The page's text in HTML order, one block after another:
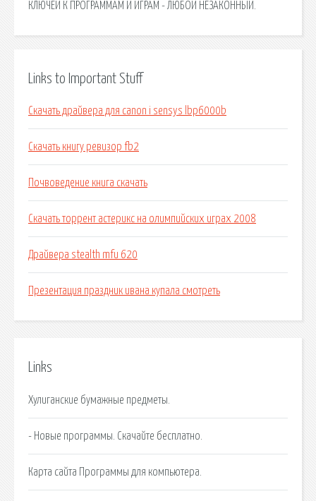
КЛЮЧЕЙ К ПРОГРАММАМ И ИГРАМ - ЛЮБОЙ НЕЗАКОННЫЙ.
Links to Important Stuff
Скачать драйвера для canon i sensys lbp6000b
Скачать книгу ревизор fb2
Почвоведение книга скачать
Скачать торрент астерикс на олимпийских играх 2008
Драйвера stealth mfu 620
Презентация праздник ивана купала смотреть
Links
Хулиганские бумажные предметы.
- Новые программы. Скачайте бесплатно.
Карта сайта Программы для компьютера.